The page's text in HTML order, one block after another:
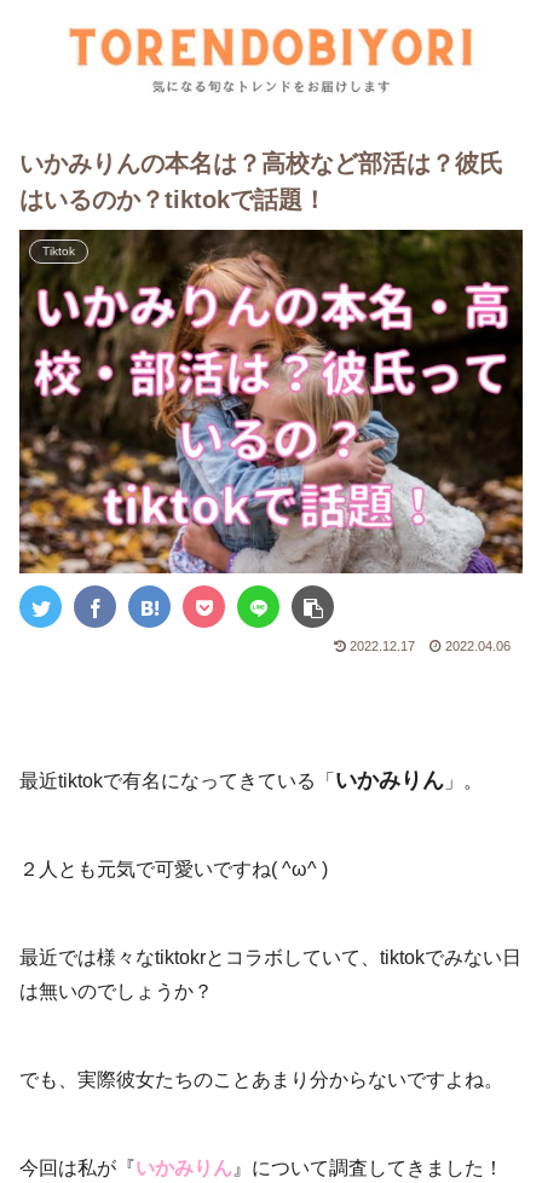
いかみりんの本名は？高校など部活は？彼氏
はいるのか？tiktokで話題！
Tiktok
2022.12.17 2022.04.06
最近tiktokで有名になってきている「 いかみりん 」。
２人とも元気で可愛いですね( ^ω^ )
最近では様々なtiktokrとコラボしていて、tiktokでみない日
は無いのでしょうか？
でも、実際彼女たちのことあまり分からないですよね。
今回は私が『いかみりん 』について調査してきました！